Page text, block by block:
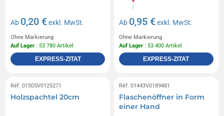
Ab 0,20 €exkl. MwSt.
Ohne Markierung
Auf Lager : 53 780 Artikel
EXPRESS-ZITAT
Ab 0,95 €exkl. MwSt.
Ohne Markierung
Auf Lager : 53 400 Artikel
EXPRESS-ZITAT
Réf. 01505V0125271
Holzspachtel 20cm
Réf. 01443V0189481
Flaschenöffner in Form
einer Hand